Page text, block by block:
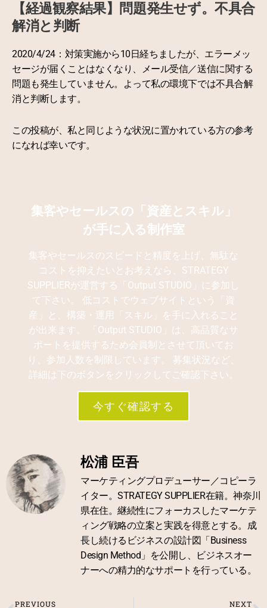
【経過観察結果】問題発生せず。不具合
解消と判断
2020/4/24：対策実施から10日経ちましたが、エラーメッ
セージが届くことはなくなり、メール受信／送信に関する
問題も発生していません。よって私の環境下では不具合解
消と判断します。
この投稿が、私と同じような状況に置かれている方の参考
になれば幸いです。
集客やセールスの「資産とスキル」
が手に入る制作室
集客やセールスのスピードと精度を上げ、無駄な
コストを抑えたいとお考えなら、STRATEGY
SUPPLIERが運営する「Output STUDIO」に参加し
て下さい。 低コストでウェブサイトという「資
産」と、構築・運用「スキル」を手に入れること
が出来ます。 「Output STUDIO」は、高品質なサ
ポートを提供するため会員制とさせて頂いてお
り、参加人数を制限しています。 募集状況など、
詳細は下のボタンをクリックしてご確認下さい。
今すぐ確認する
松浦 臣吾
マーケティングプロデューサー／コピーラ
イター。STRATEGY SUPPLIER在籍。神奈川
県在住。継続性にフォーカスしたマーケテ
ィング戦略の立案と実践を得意とする。成
長し続けるビジネスの設計図「Business
Design Method」を公開し、ビジネスオー
ナーへの精力的なサポートを行っている。
PREVIOUS
NEXT